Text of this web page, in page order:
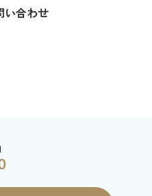
い合わせ